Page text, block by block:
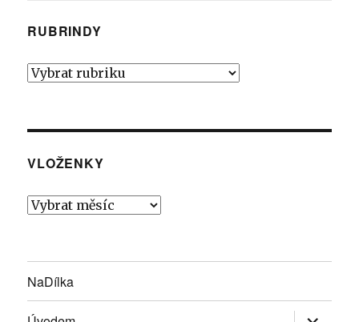
RUBRINDY
Rubrindy
VLOŽENKY
Vloženky
NaDílka
Zobrazit